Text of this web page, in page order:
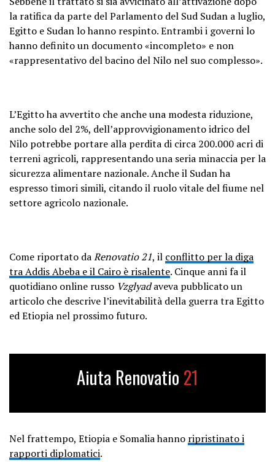
la ratifica da parte del Parlamento del Sud Sudan a luglio,
Egitto e Sudan lo hanno respinto. Entrambi i governi lo
hanno definito un documento «incompleto» e non
«rappresentativo del bacino del Nilo nel suo complesso».
L’Egitto ha avvertito che anche una modesta riduzione,
anche solo del 2%, dell’approvvigionamento idrico del
Nilo potrebbe portare alla perdita di circa 200.000 acri di
terreni agricoli, rappresentando una seria minaccia per la
sicurezza alimentare nazionale. Anche il Sudan ha
espresso timori simili, citando il ruolo vitale del fiume nel
settore agricolo nazionale.
Come riportato daRenovatio 21, il conflitto per la diga
tra Addis Abeba e il Cairo è risalente. Cinque anni fa il
quotidiano online russo Vzglyadaveva pubblicato un
articolo che descrive l’inevitabilità della guerra tra Egitto
ed Etiopia nel prossimo futuro.
Aiuta Renovatio 21
Nel frattempo, Etiopia e Somalia hanno ripristinato i
rapporti diplomatici.